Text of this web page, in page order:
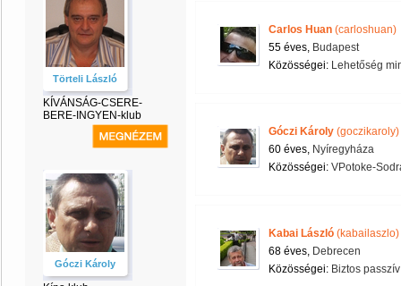
Törteli László
KÍVÁNSÁG-CSERE-
BERE-INGYEN-klub
Góczi Károly
Carlos Huan (carloshuan)
55 éves, Budapest
Közösségei: Lehetőség
Góczi Károly (goczikaroly)
60 éves, Nyíregyháza
Közösségei: VPotoke-
Kabai László (kabailaszlo)
68 éves, Debrecen
Közösségei: Biztos